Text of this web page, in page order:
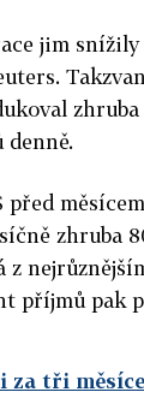
jim
denně.
zhruba
příjmů pak
za tři